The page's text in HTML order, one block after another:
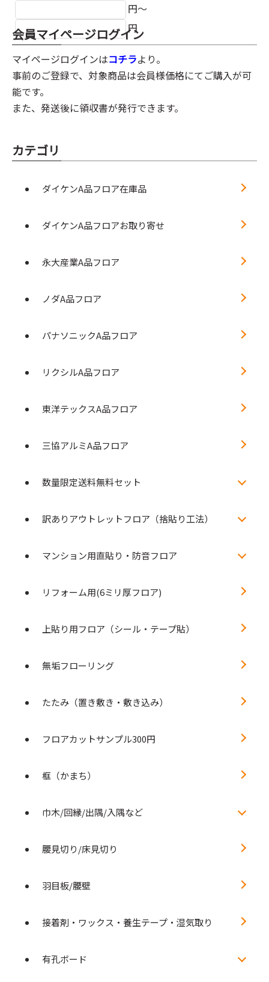
円～
円
会員マイページログイン
マイページログインはコチラより。
事前のご登録で、対象商品は会員様価格にてご購入が可
能です。
また、発送後に領収書が発行できます。
カテゴリ
ダイケンA品フロア在庫品
ダイケンA品フロアお取り寄せ
永大産業A品フロア
ノダA品フロア
パナソニックA品フロア
リクシルA品フロア
東洋テックスA品フロア
三協アルミA品フロア
数量限定送料無料セット
訳ありアウトレットフロア（捨貼り工法）
マンション用直貼り・防音フロア
リフォーム用(6ミリ厚フロア)
上貼り用フロア（シール・テープ貼）
無垢フローリング
たたみ（置き敷き・敷き込み）
フロアカットサンプル300円
框（かまち）
巾木/回縁/出隅/入隅など
腰見切り/床見切り
羽目板/腰壁
接着剤・ワックス・養生テープ・湿気取り
有孔ボード